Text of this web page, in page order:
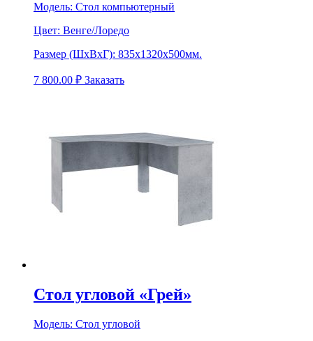
Модель: Стол компьютерный
Цвет: Венге/Лоредо
Размер (ШхВхГ): 835х1320х500мм.
7 800.00 ₽ Заказать
Стол угловой «Грей»
Модель: Стол угловой